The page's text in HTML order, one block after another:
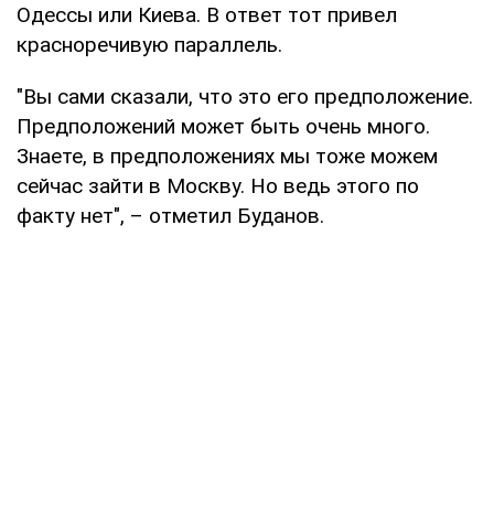
Одессы или Киева. В ответ тот привел
красноречивую параллель.
"Вы сами сказали, что это его предположение.
Предположений может быть очень много.
Знаете, в предположениях мы тоже можем
сейчас зайти в Москву. Но ведь этого по
факту нет", – отметил Буданов.